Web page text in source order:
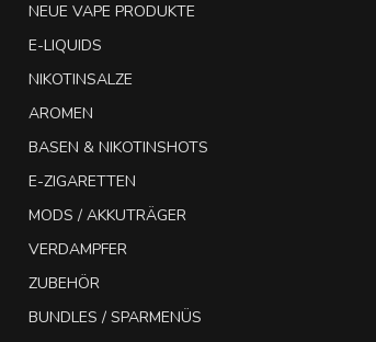
NEUE VAPE PRODUKTE
E-LIQUIDS
NIKOTINSALZE
AROMEN
BASEN & NIKOTINSHOTS
E-ZIGARETTEN
MODS / AKKUTRÄGER
VERDAMPFER
ZUBEHÖR
BUNDLES / SPARMENÜS